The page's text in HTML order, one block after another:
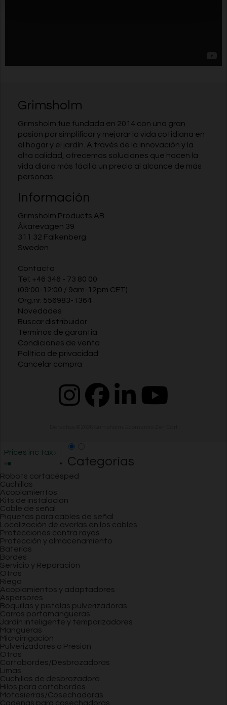
Grimsholm
Grimsholm fue fundada en 2014 con una gran
pasión por simplificar y mejorar la vida cotidiana en
el hogar y el jardín. A través de la innovación y la
alta calidad, ofrecemos soluciones que hacen la
vida diaria más fácil a un precio al alcance de más
personas.
Información
Grimsholm Products AB
Åkarevägen 39
311 32 Falkenberg
Sweden
Contacto
Tel: +46 346 - 73 80 00
(09:00-12:00 / 9am-12pm CET)
Org.nr. 556983-1364
Novedades
Buscar distribuidor
Términos de garantia
Condiciones de venta
Política de privacidad
Cancelar compra
Prices inc tax
Categorías
Robots cortacésped
Cuchillas
Acoplamientos
Kits de instalación
Cable de señal
Piquetas para cables de señal
Localización de averías en los cables
Protecciones contra rayos
Protección y almacenamiento
Baterías
Bordes
Servicio y Reparación
Otros
Riego
Acoplamientos y adaptadores
Aspersores
Boquillas y pistolas pulverizadoras
Carros portamangueras
Jardín inteligente y temporizadores
Mangueras
Microirrigación
Pulverizadores a Presión
Otros
Cortabordes/Desbrozadoras
Limas
Cuchillas de desbrozadora
Hilos para cortabordes
Motosierras/Cosechadoras
Cadenas para cosechadoras